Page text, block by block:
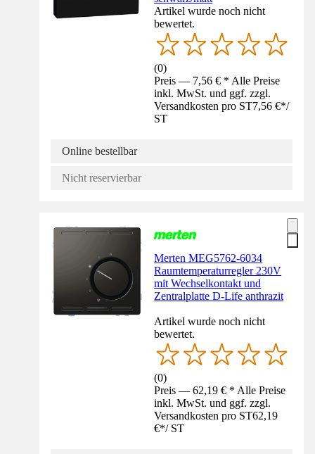
Artikel wurde noch nicht
bewertet.
(0)
Preis — 7,56 € * Alle Preise
inkl. MwSt. und ggf. zzgl.
Versandkosten pro ST7,56 €*/
ST
Online bestellbar
Nicht reservierbar
Merten MEG5762-6034
Raumtemperaturregler 230V
mit Wechselkontakt und
Zentralplatte D-Life anthrazit
Artikel wurde noch nicht
bewertet.
(0)
Preis — 62,19 € * Alle Preise
inkl. MwSt. und ggf. zzgl.
Versandkosten pro ST62,19
€*/ ST